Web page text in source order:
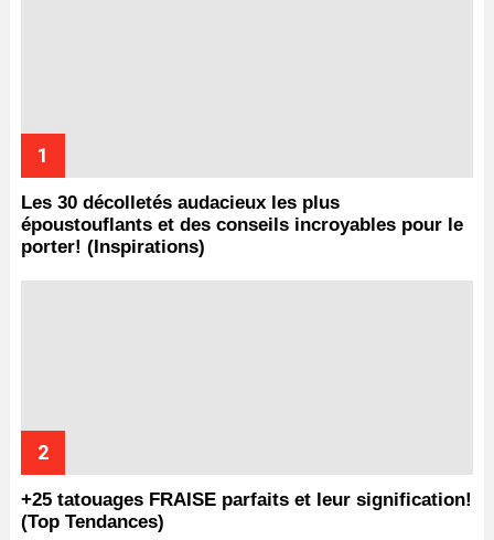
Les 30 décolletés audacieux les plus
époustouflants et des conseils incroyables pour le
porter! (Inspirations)
+25 tatouages ​​FRAISE parfaits et leur signification!
(Top Tendances)